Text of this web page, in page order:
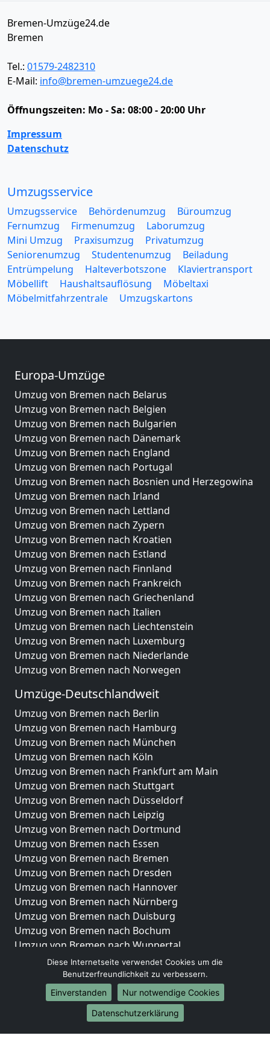
Bremen-Umzüge24.de
Bremen
Tel.: 01579-2482310
E-Mail: info@bremen-umzuege24.de
Öffnungszeiten: Mo - Sa: 08:00 - 20:00 Uhr
Impressum
Datenschutz
Umzugsservice
Umzugsservice Behördenumzug
Büroumzug
Fernumzug
Firmenumzug
Laborumzug
Mini Umzug
Praxisumzug
Privatumzug
Seniorenumzug
Studentenumzug
Beiladung
Entrümpelung
Halteverbotszone
Klaviertransport
Möbellift
Haushaltsauflösung
Möbeltaxi
Möbelmitfahrzentrale
Umzugskartons
Europa-Umzüge
Umzug von Bremen nach Belarus
Umzug von Bremen nach Belgien
Umzug von Bremen nach Bulgarien
Umzug von Bremen nach Dänemark
Umzug von Bremen nach England
Umzug von Bremen nach Portugal
Umzug von Bremen nach Bosnien und Herzegowina
Umzug von Bremen nach Irland
Umzug von Bremen nach Lettland
Umzug von Bremen nach Zypern
Umzug von Bremen nach Kroatien
Umzug von Bremen nach Estland
Umzug von Bremen nach Finnland
Umzug von Bremen nach Frankreich
Umzug von Bremen nach Griechenland
Umzug von Bremen nach Italien
Umzug von Bremen nach Liechtenstein
Umzug von Bremen nach Luxemburg
Umzug von Bremen nach Niederlande
Umzug von Bremen nach Norwegen
Umzüge-Deutschlandweit
Umzug von Bremen nach Berlin
Umzug von Bremen nach Hamburg
Umzug von Bremen nach München
Umzug von Bremen nach Köln
Umzug von Bremen nach Frankfurt am Main
Umzug von Bremen nach Stuttgart
Umzug von Bremen nach Düsseldorf
Umzug von Bremen nach Leipzig
Umzug von Bremen nach Dortmund
Umzug von Bremen nach Essen
Umzug von Bremen nach Bremen
Umzug von Bremen nach Dresden
Umzug von Bremen nach Hannover
Umzug von Bremen nach Nürnberg
Umzug von Bremen nach Duisburg
Umzug von Bremen nach Bochum
Umzug von Bremen nach Wuppertal
Umzug von Bremen nach Bielefeld
Umzug von Bremen nach Bonn
Umzug von Bremen nach Münster
Internationale-Umzüge
Umzug von Bremen nach Brasilien
Diese Internetseite verwendet Cookies um die
Benutzerfreundlichkeit zu verbessern.
Einverstanden
Nur notwendige Cookies
Datenschutzerklärung